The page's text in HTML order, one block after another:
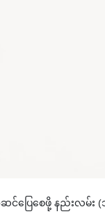
စေဖို့ နည်းလမ်း (၁